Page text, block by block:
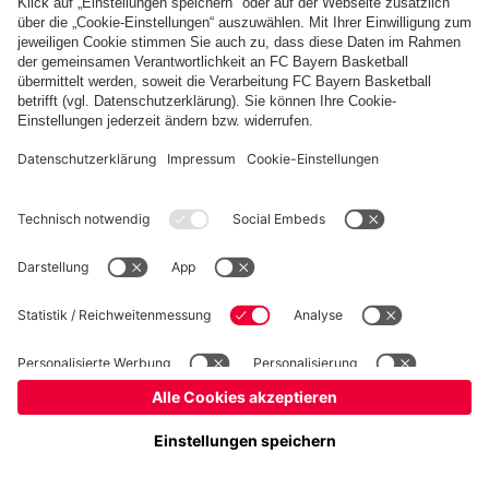
Allianz Arena Media Center
FC Bayern Tours
© FC Bayern München AG – 2026
Datenschutz Nutzungsbedingungen
Kinder- und Jugendschutz Hinweisgebersystem